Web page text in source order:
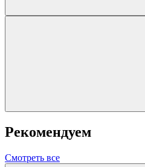
Рекомендуем
Смотреть все